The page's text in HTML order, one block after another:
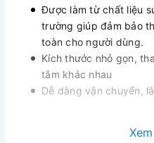
Được làm từ chất liệu
trường giúp đảm bảo
toàn cho người dùng.
Kích thước nhỏ gọn,
tắm khác nhau
Dễ dàng vận chuyển,